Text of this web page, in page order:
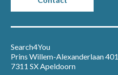
Search4You
Prins Willem-Alexanderlaan 401
7311 SX Apeldoorn